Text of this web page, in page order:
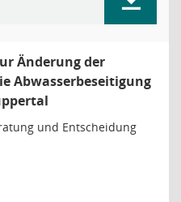
Änderung der
Abwasserbeseitigung
und Entscheidung